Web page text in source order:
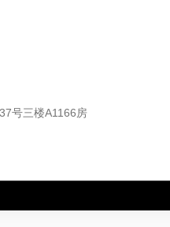
号三楼A1166房